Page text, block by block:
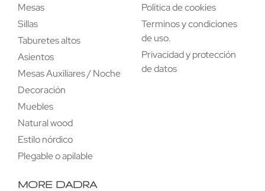
Mesas
Sillas
Taburetes altos
Asientos
Mesas Auxiliares / Noche
Decoración
Muebles
Natural wood
Estilo nórdico
Plegable o apilable
Política de cookies
Terminos y condiciones
de uso.
Privacidad y protección
de datos
MORE DADRA